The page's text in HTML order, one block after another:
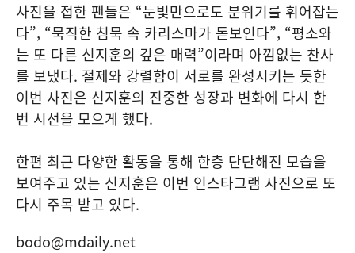
사진을 접한 팬들은 “눈빛만으로도 분위기를 휘어잡는
다”, “묵직한 침묵 속 카리스마가 돋보인다”, “평소와
는 또 다른 신지훈의 깊은 매력”이라며 아낌없는 찬사
를 보냈다. 절제와 강렬함이 서로를 완성시키는 듯한
이번 사진은 신지훈의 진중한 성장과 변화에 다시 한
번 시선을 모으게 했다.
한편 최근 다양한 활동을 통해 한층 단단해진 모습을
보여주고 있는 신지훈은 이번 인스타그램 사진으로 또
다시 주목 받고 있다.
bodo@mdaily.net